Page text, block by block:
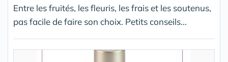
Entre les fruités, les fleuris, les frais et les soutenus,
pas facile de faire son choix. Petits conseils...